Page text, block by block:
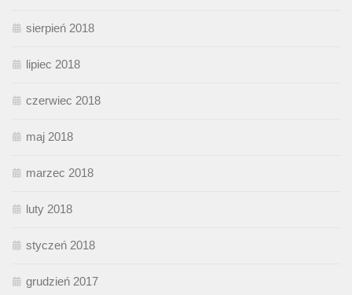
sierpień 2018
lipiec 2018
czerwiec 2018
maj 2018
marzec 2018
luty 2018
styczeń 2018
grudzień 2017